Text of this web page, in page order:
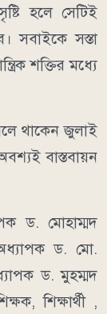
হলে সেটিই
সবাইকে সস্তা
শক্তির মধ্যে
থাকেন জুলাই
বাস্তবায়ন
ড. মোহাম্মদ
ড. মো.
ড. মুহম্মদ
শিক্ষার্থী ,